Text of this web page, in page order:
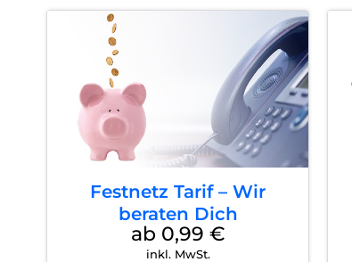
Festnetz Tarif – Wir
beraten Dich
ab 0,99 €
inkl. MwSt.